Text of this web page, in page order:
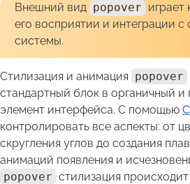
Внешний вид popover играет
его восприятии и интеграции
системы.
Стилизация и анимация popover
стандартный блок в органичный и
элемент интерфейса. С помощью
контролировать все аспекты: от
скругления углов до создания
анимаций появления и
popover стилизация